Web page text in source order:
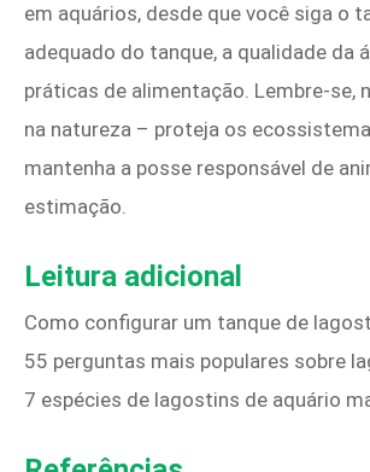
em aquários, desde que você siga o
adequado do tanque, a qualidade da
práticas de alimentação. Lembre-se,
na natureza – proteja os
mantenha a posse responsável de
estimação.
Leitura adicional
Como configurar um tanque de
55 perguntas mais populares sobre
7 espécies de lagostins de aquário